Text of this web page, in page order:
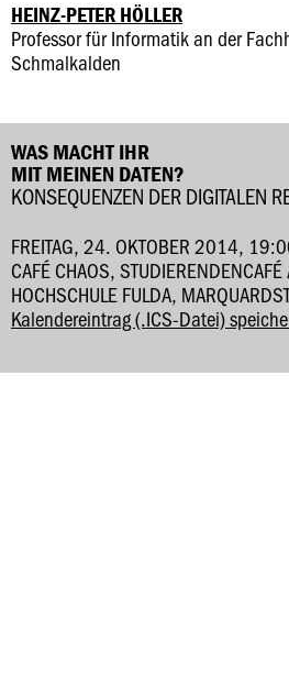
HEINZ-PETER HÖLLER
Professor für Informatik an der
Schmalkalden
WAS MACHT IHR
MIT MEINEN DATEN?
KONSEQUENZEN DER DIGITALEN
FREITAG, 24. OKTOBER 2014,
CAFÉ CHAOS,
HOCHSCHULE FULDA,
Kalendereintrag (.ICS-Datei)